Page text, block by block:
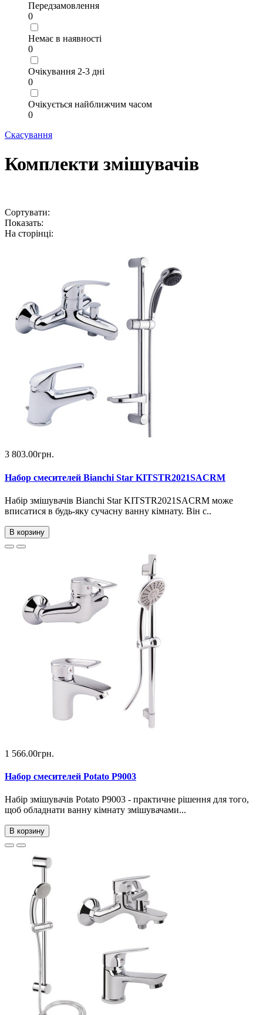
Передзамовлення
0
Немає в наявності
0
Очікування 2-3 дні
0
Очікується найближчим часом
0
Скасування
Комплекти змішувачів
Сортувати:
Показать:
На сторінці:
3 803.00грн.
Набор смесителей Bianchi Star KITSTR2021SACRM
Набір змішувачів Bianchi Star KITSTR2021SACRM може
вписатися в будь-яку сучасну ванну кімнату. Він с..
В корзину
1 566.00грн.
Набор смесителей Potato P9003
Набір змішувачів Potato P9003 - практичне рішення для того,
щоб обладнати ванну кімнату змішувачами...
В корзину